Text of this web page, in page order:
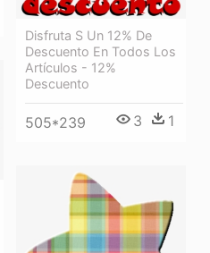
Disfruta S Un 12% De
Descuento En Todos Los
Artículos - 12%
Descuento
505*239 3 1